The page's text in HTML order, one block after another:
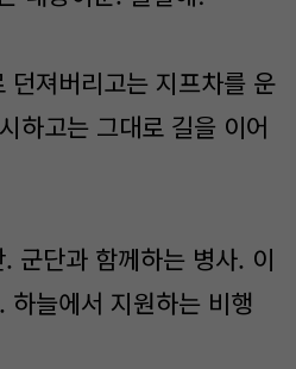
던져버리고는 지프차를 운
하고는 그대로 길을 이어
군단과 함께하는 병사. 이
늘에서 지원하는 비행